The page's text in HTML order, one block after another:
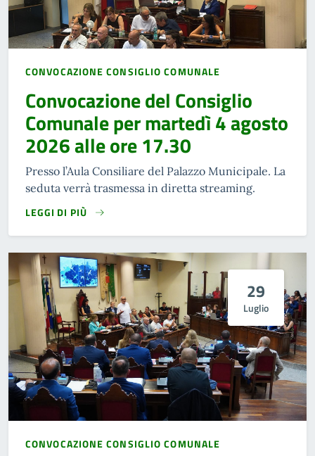
CONVOCAZIONE CONSIGLIO COMUNALE
Convocazione del Consiglio
Comunale per martedì 4 agosto
2026 alle ore 17.30
Presso l’Aula Consiliare del Palazzo Municipale. La
seduta verrà trasmessa in diretta streaming.
LEGGI DI PIÙ
29
Luglio
CONVOCAZIONE CONSIGLIO COMUNALE